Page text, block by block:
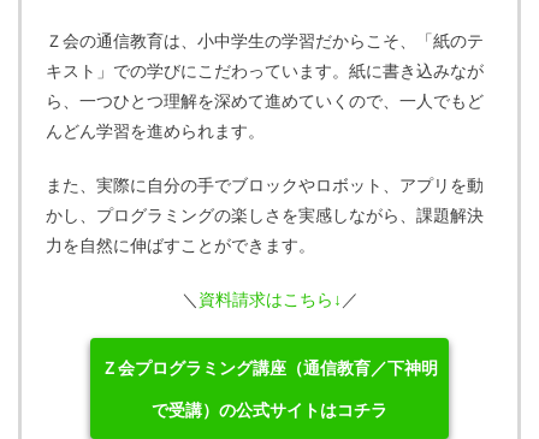
Ｚ会の通信教育は、小中学生の学習だからこそ、「紙のテ
キスト」での学びにこだわっています。紙に書き込みなが
ら、一つひとつ理解を深めて進めていくので、一人でもど
んどん学習を進められます。
また、実際に自分の手でブロックやロボット、アプリを動
かし、プログラミングの楽しさを実感しながら、課題解決
力を自然に伸ばすことができます。
＼ 資料請求はこちら↓ ／
Ｚ会プログラミング講座（通信教育／下神明
で受講）の公式サイトはコチラ